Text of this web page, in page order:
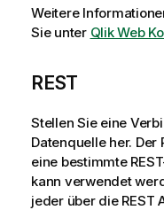
Weitere
Sie unter Qlik Web
REST
Stellen Sie eine
Datenquelle her. Der
eine bestimmte REST
kann verwendet
jeder über die REST